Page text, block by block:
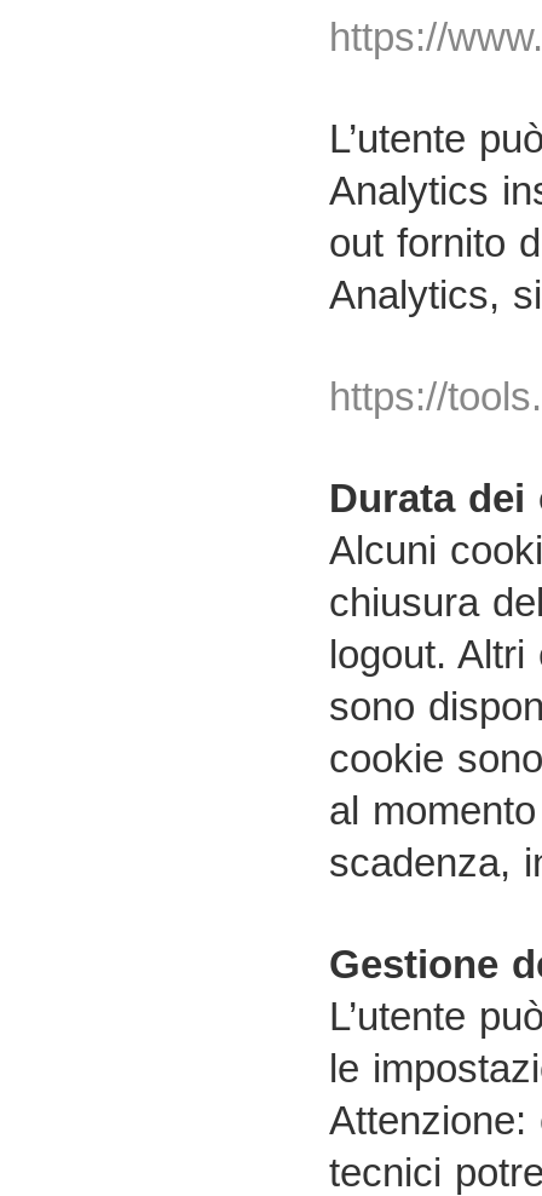
https://
L’utente
Analytics
out fornito
Analytics,
https://
Durata dei
Alcuni
chiusura
logout. Altri
sono
cookie
al
scadenza,
Gestione
L’utente
le
tecnici